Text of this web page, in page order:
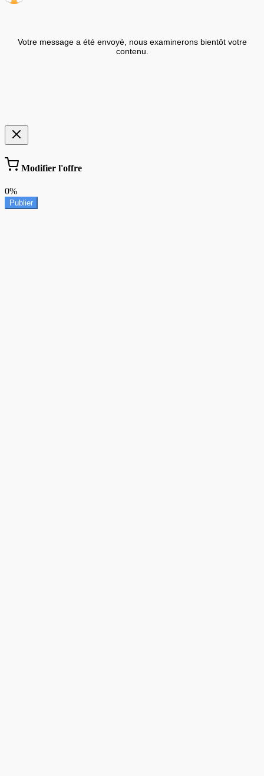
Votre message a été envoyé, nous examinerons bientôt votre
contenu.
Modifier l'offre
0%
Publier